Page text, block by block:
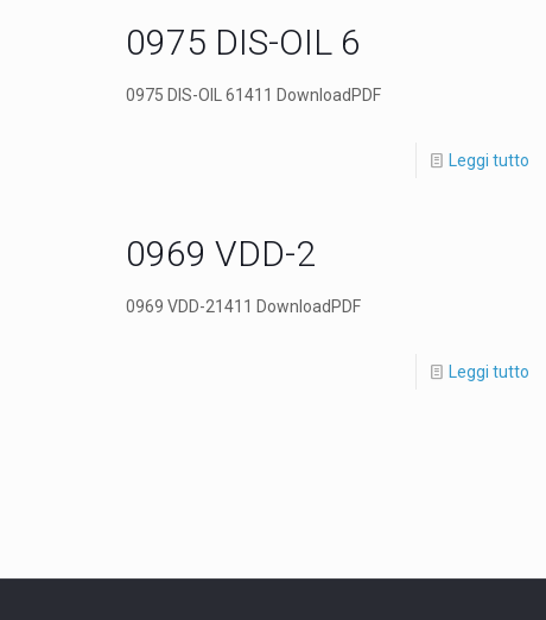
0975 DIS-OIL 6
0975 DIS-OIL 61411 DownloadPDF
Leggi tutto
0969 VDD-2
0969 VDD-21411 DownloadPDF
Leggi tutto